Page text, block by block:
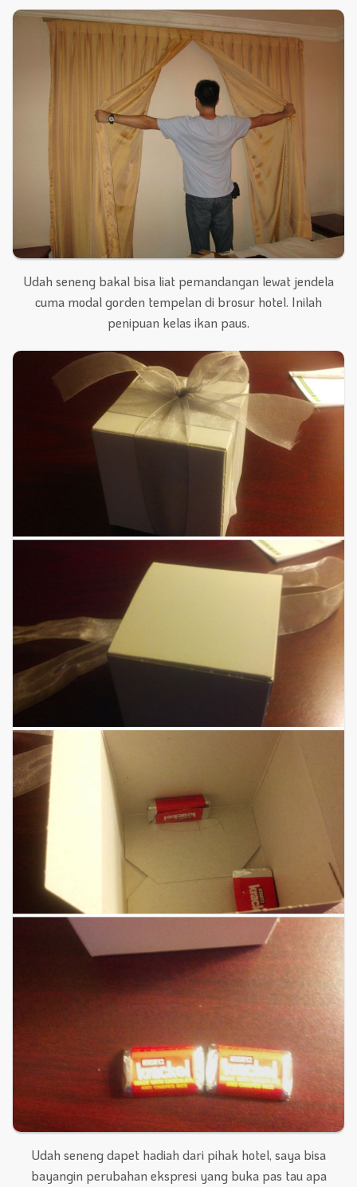
Udah seneng bakal bisa liat pemandangan lewat jendela
cuma modal gorden tempelan di brosur hotel. Inilah
penipuan kelas ikan paus.
Udah seneng dapet hadiah dari pihak hotel, saya bisa
bayangin perubahan ekspresi yang buka pas tau apa